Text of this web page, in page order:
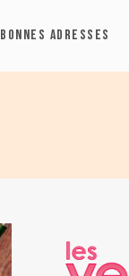
BONNES ADRESSES